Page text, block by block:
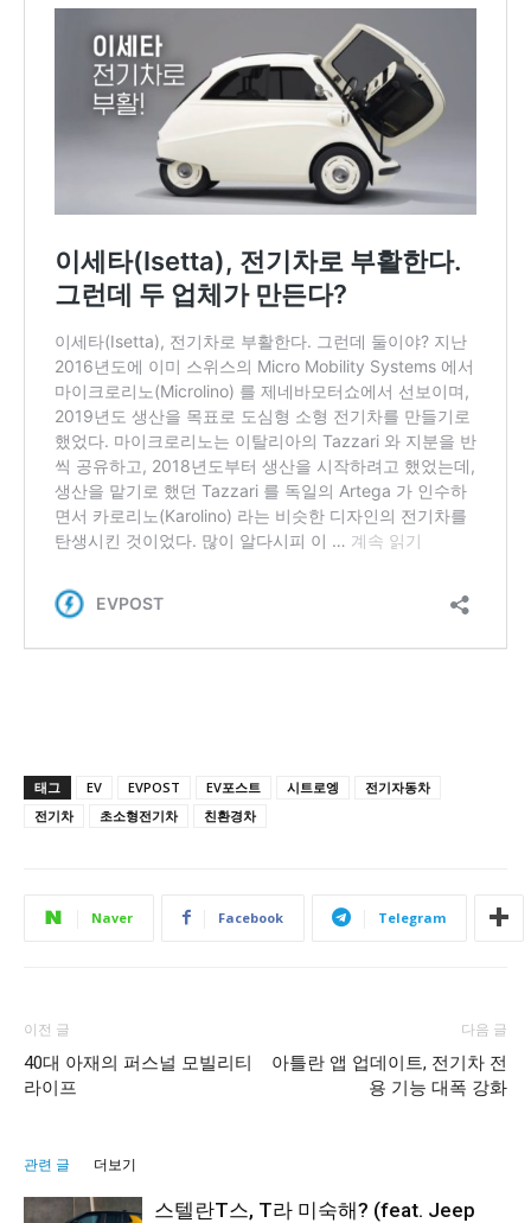
태그 EV EVPOST EV포스트 시트로엥
전기자동차
전기차
초소형전기차 친환경차
Naver Facebook Telegram
이전 글
40대 아재의 퍼스널 모빌리티
라이프
다음 글
아틀란 앱 업데이트, 전기차 전
용 기능 대폭 강화
관련 글 더보기
스텔란T스, T라 미숙해? (feat. Jeep